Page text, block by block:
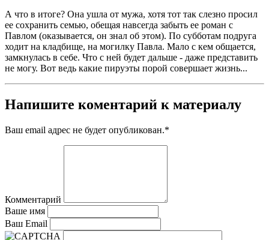
А что в итоге? Она ушла от мужа, хотя тот так слезно просил
ее сохранить семью, обещая навсегда забыть ее роман с
Павлом (оказывается, он знал об этом). По субботам подруга
ходит на кладбище, на могилку Павла. Мало с кем общается,
замкнулась в себе. Что с ней будет дальше - даже представить
не могу. Вот ведь какие пируэты порой совершает жизнь...
Напишите коментарий к материалу
Ваш email адрес не будет опубликован.*
Комментарий
Ваше имя
Ваш Email